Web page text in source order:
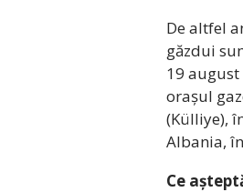
De altfel
găzdui
19
orașul
(Külliye),
Albania,
Ce